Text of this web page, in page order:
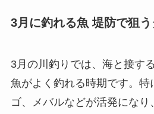
3月に釣れる魚 堤防で狙う
3月の川釣りでは、海と接す
魚がよく釣れる時期です。特
ゴ、メバルなどが活発になり